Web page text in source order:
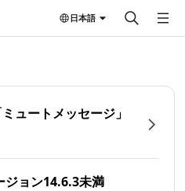
日本語
ュートメッセージ」
ジョン14.6.3未満